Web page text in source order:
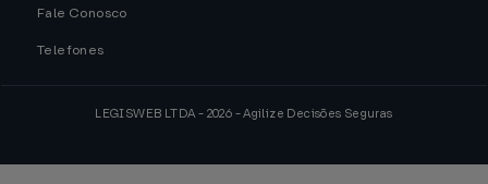
Fale Conosco
Telefones
LEGISWEB LTDA - 2026 - Agilize Decisões Seguras